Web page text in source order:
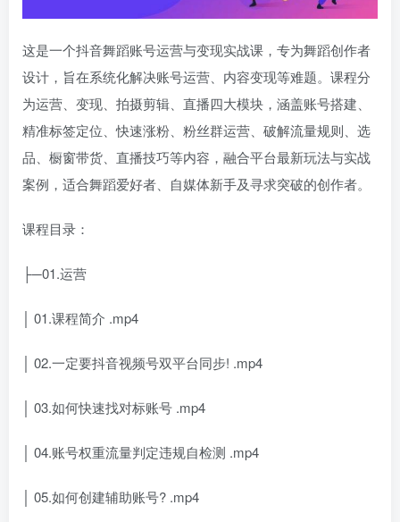
这是一个抖音舞蹈账号运营与变现实战课，专为舞蹈创作者
设计，旨在系统化解决账号运营、内容变现等难题。课程分
为运营、变现、拍摄剪辑、直播四大模块，涵盖账号搭建、
精准标签定位、快速涨粉、粉丝群运营、破解流量规则、选
品、橱窗带货、直播技巧等内容，融合平台最新玩法与实战
案例，适合舞蹈爱好者、自媒体新手及寻求突破的创作者。
课程目录：
├─01.运营
│ 01.课程简介 .mp4
│ 02.一定要抖音视频号双平台同步! .mp4
│ 03.如何快速找对标账号 .mp4
│ 04.账号权重流量判定违规自检测 .mp4
│ 05.如何创建辅助账号? .mp4